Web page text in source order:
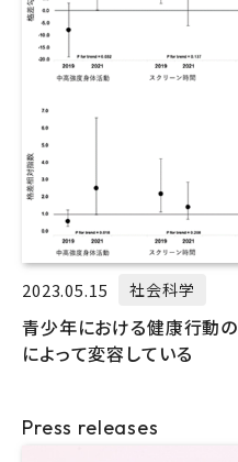
2023.05.15 社会科学
青少年における健康行動
によって変容している
Press releases